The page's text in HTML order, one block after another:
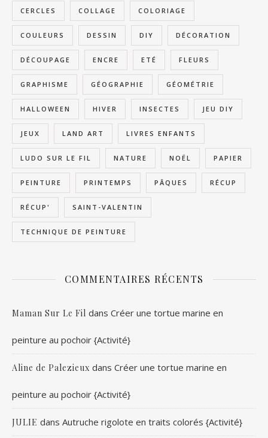
CERCLES COLLAGE COLORIAGE
COULEURS DESSIN DIY DÉCORATION
DÉCOUPAGE ENCRE ETÉ FLEURS
GRAPHISME GÉOGRAPHIE GÉOMÉTRIE
HALLOWEEN HIVER INSECTES JEU DIY
JEUX LAND ART LIVRES ENFANTS
LUDO SUR LE FIL NATURE NOËL PAPIER
PEINTURE PRINTEMPS PÂQUES RÉCUP
RÉCUP' SAINT-VALENTIN
TECHNIQUE DE PEINTURE
COMMENTAIRES RÉCENTS
Maman Sur Le Fil dans Créer une tortue marine en
peinture au pochoir {Activité}
Aline de Palezieux dans Créer une tortue marine en
peinture au pochoir {Activité}
JULIE dans Autruche rigolote en traits colorés {Activité}